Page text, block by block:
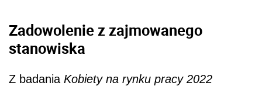
Zadowolenie z zajmowanego
stanowiska
Z badania Kobiety na rynku pracy 2022